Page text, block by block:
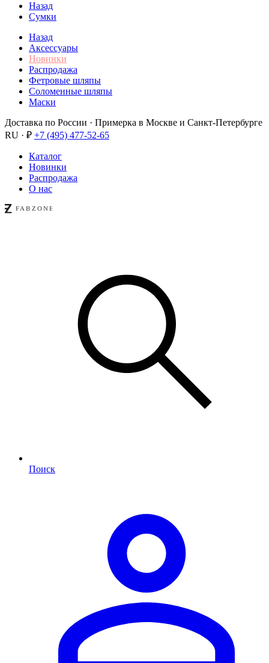
Назад
Сумки
Назад
Аксессуары
Новинки
Распродажа
Фетровые шляпы
Соломенные шляпы
Маски
Доставка по России · Примерка в Москве и Санкт-Петербурге
RU · ₽ +7 (495) 477-52-65
Каталог
Новинки
Распродажа
О нас
Поиск